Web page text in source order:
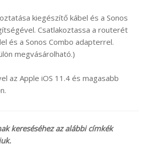
kiegészítő kábel és a Sonos
Csatlakoztassa a routerét
és a Sonos Combo adapterrel.
megvásárolható.)
az Apple iOS 11.4 és magasabb
kereséséhez az alábbi címkék